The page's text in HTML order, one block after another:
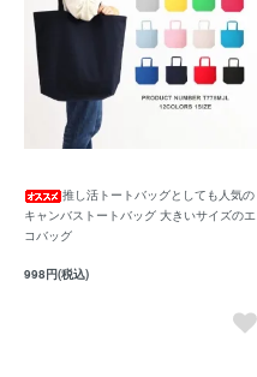
推し活トートバッグとしても人気の
キャンバストートバッグ 大きいサイズのエ
コバッグ
998円(税込)